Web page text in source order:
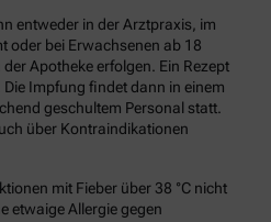
entweder in der Arztpraxis, im
oder bei Erwachsenen ab 18
Apotheke erfolgen. Ein Rezept
Impfung findet dann in einem
geschultem Personal statt.
über Kontraindikationen
mit Fieber über 38 °C nicht
etwaige Allergie gegen